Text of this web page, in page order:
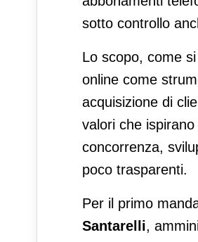
sotto controllo
Lo scopo, come
online come
acquisizione di
valori che
concorrenza,
poco trasparenti.
Per il primo
Santarelli,